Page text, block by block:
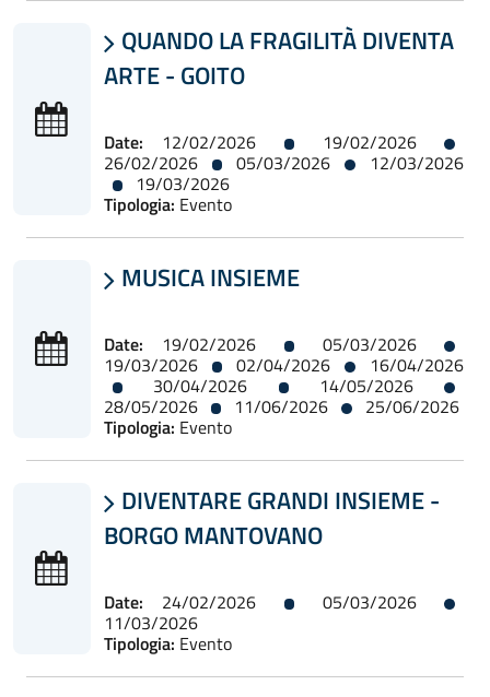
 QUANDO LA FRAGILITÀ DIVENTA
ARTE - GOITO
Date: 12/02/2026 19/02/2026
26/02/2026 05/03/2026 12/03/2026
19/03/2026
Tipologia: Evento
 MUSICA INSIEME
Date: 19/02/2026 05/03/2026
19/03/2026 02/04/2026 16/04/2026
30/04/2026 14/05/2026
28/05/2026 11/06/2026 25/06/2026
Tipologia: Evento
 DIVENTARE GRANDI INSIEME -
BORGO MANTOVANO
Date: 24/02/2026 05/03/2026
11/03/2026
Tipologia: Evento